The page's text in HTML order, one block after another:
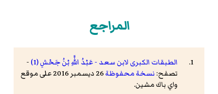
المراجع
الطبقات الكبرى لابن سعد - عَبْدُ اللَّهِ بْنُ جَحْشِ (1)
-
تصفح: نسخة محفوظة
26 ديسمبر 2016 على موقع
واي باك مشين.